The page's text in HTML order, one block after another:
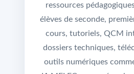
ressources
élèves de seconde,
cours, tutoriels, QCM
dossiers techniques,
outils numériques